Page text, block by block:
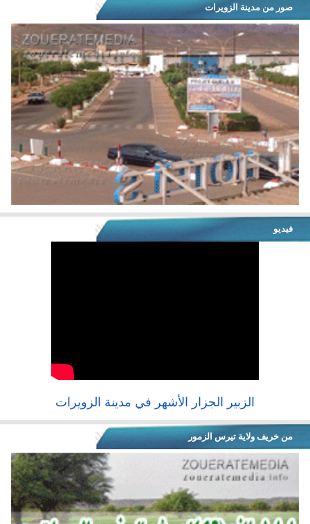
صور من مدينة الزويرات
فيديو
الزبير الجزار الأشهر في مدينة الزويرات
من خريف ولاية تيرس الزمور